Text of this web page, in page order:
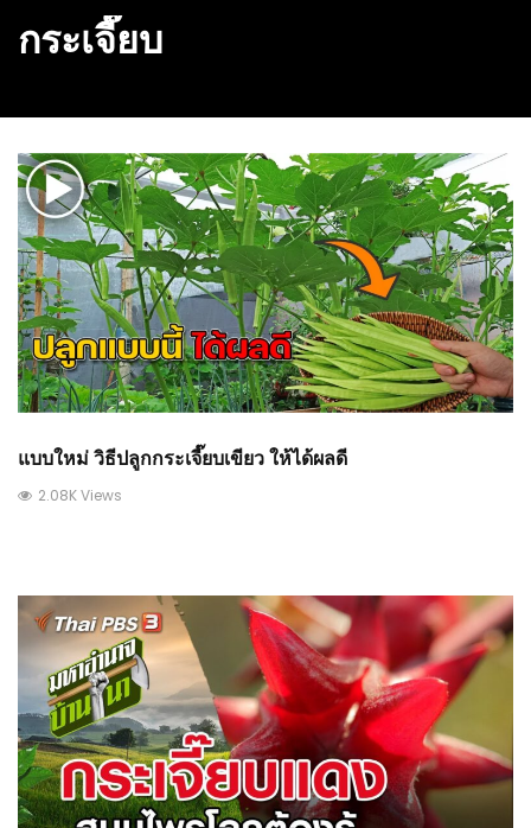
กระเจี๊ยบ
แบบใหม่ วิธีปลูกกระเจี๊ยบเขียว ให้ได้ผลดี
2.08K Views